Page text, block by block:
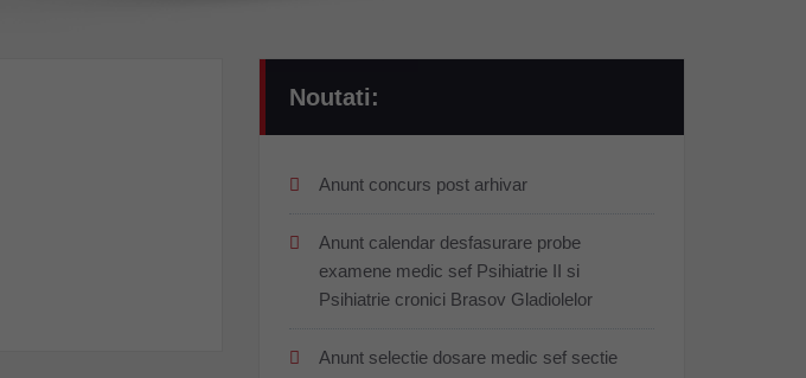
Noutati:
Anunt concurs post arhivar
Anunt calendar desfasurare probe
examene medic sef Psihiatrie II si
Psihiatrie cronici Brasov Gladiolelor
Anunt selectie dosare medic sef sectie